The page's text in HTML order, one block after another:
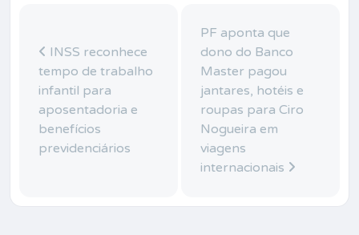
INSS reconhece
tempo de trabalho
infantil para
aposentadoria e
benefícios
previdenciários
PF aponta que
dono do Banco
Master pagou
jantares, hotéis e
roupas para Ciro
Nogueira em
viagens
internacionais